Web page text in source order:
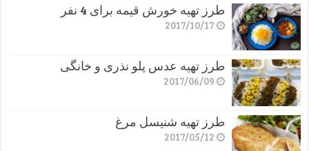
طرز تهیه خورش قیمه برای 4 نفر
2017/10/17
طرز تهیه عدس پلو نذری و خانگی
2017/06/09
طرز تهیه شنیسل مرغ
2017/05/12